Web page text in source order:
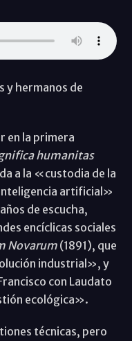
y hermanos de
en la primera
humanitas
a la «custodia de la
inteligencia artificial»
de escucha,
encíclicas sociales
Novarum(1891), que
industrial», y
con Laudato
ecológica».
técnicas, pero